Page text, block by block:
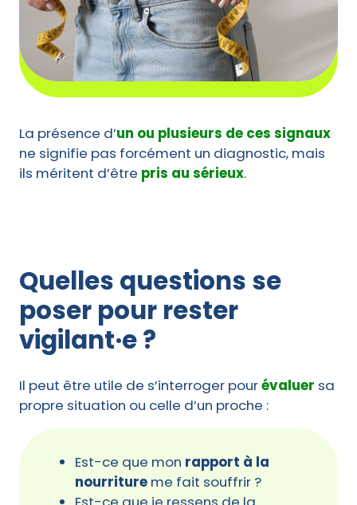
La présence d’un ou plusieurs de ces signaux
ne signifie pas forcément un diagnostic, mais
ils méritent d’être pris au sérieux.
Quelles questions se
poser pour rester
vigilant·e ?
Il peut être utile de s’interroger pourévaluer sa
propre situation ou celle d’un proche :
Est-ce que mon rapport à la
nourriture me fait souffrir ?